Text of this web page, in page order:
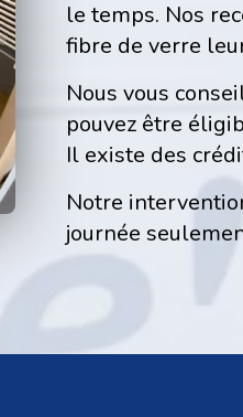
le temps. Nos
fibre de verre
Nous vous
pouvez être
Il existe des
Notre
journée